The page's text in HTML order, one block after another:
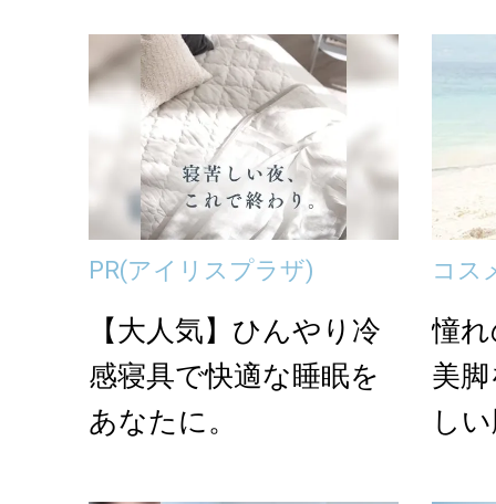
PR(アイリスプラザ)
【大人気】ひんやり冷
感寝具で快適な睡眠を
あなたに。
コス
憧
美
し